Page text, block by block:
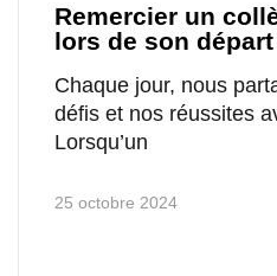
Remercier un
lors de son
Chaque jour, nous
défis et nos réussites
Lorsqu’un
25 octobre 2024